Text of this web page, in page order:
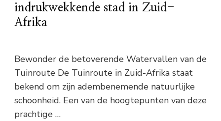
indrukwekkende stad in Zuid-
Afrika
Bewonder de betoverende Watervallen van de
Tuinroute De Tuinroute in Zuid-Afrika staat
bekend om zijn adembenemende natuurlijke
schoonheid. Een van de hoogtepunten van deze
prachtige …